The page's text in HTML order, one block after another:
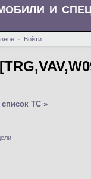
И
· Войти
ТС »